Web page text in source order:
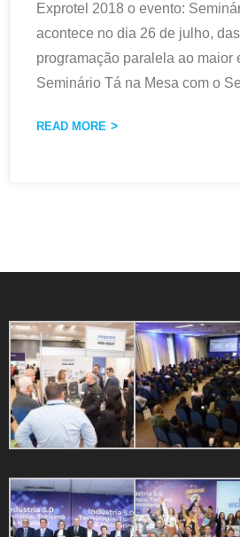
Exprotel 2018 o evento:
acontece no dia 26 de julho,
programação paralela ao
Seminário Tá na Mesa com o
READ MORE